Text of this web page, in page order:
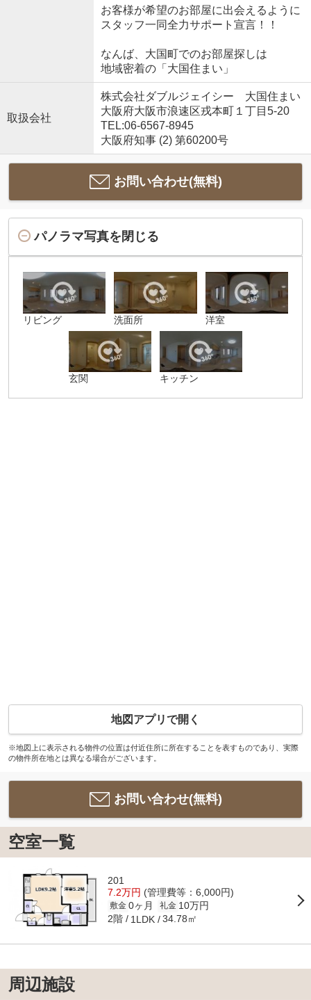
お客様が希望のお部屋に出会えるように
スタッフ一同全力サポート宣言！！
なんば、大国町でのお部屋探しは
地域密着の「大国住まい」
取扱会社
株式会社ダブルジェイシー 大国住まい
大阪府大阪市浪速区戎本町１丁目5-20
TEL:06-6567-8945
大阪府知事 (2) 第60200号
お問い合わせ(無料)
パノラマ写真を閉じる
リビング 洗面所 洋室
玄関 キッチン
地図アプリで開く
※地図上に表示される物件の位置は付近住所に所在することを表すものであり、実際
の物件所在地とは異なる場合がございます。
お問い合わせ(無料)
空室一覧
201
7.2万円 (管理費等：6,000円)
敷金 0ヶ月 礼金 10万円
2階 1LDK 34.78㎡
周辺施設